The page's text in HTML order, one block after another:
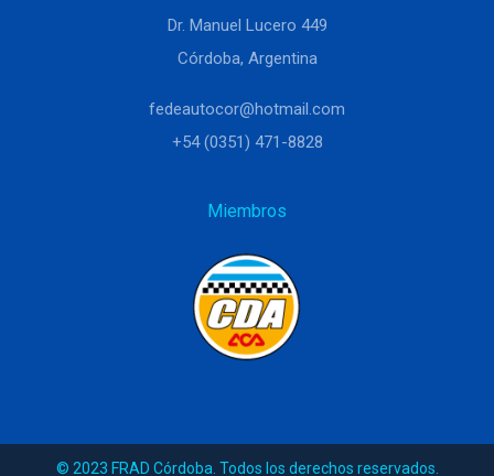
Dr. Manuel Lucero 449
Córdoba, Argentina
fedeautocor@hotmail.com
+54 (0351) 471-8828
Miembros
© 2023 FRAD Córdoba. Todos los derechos reservados.